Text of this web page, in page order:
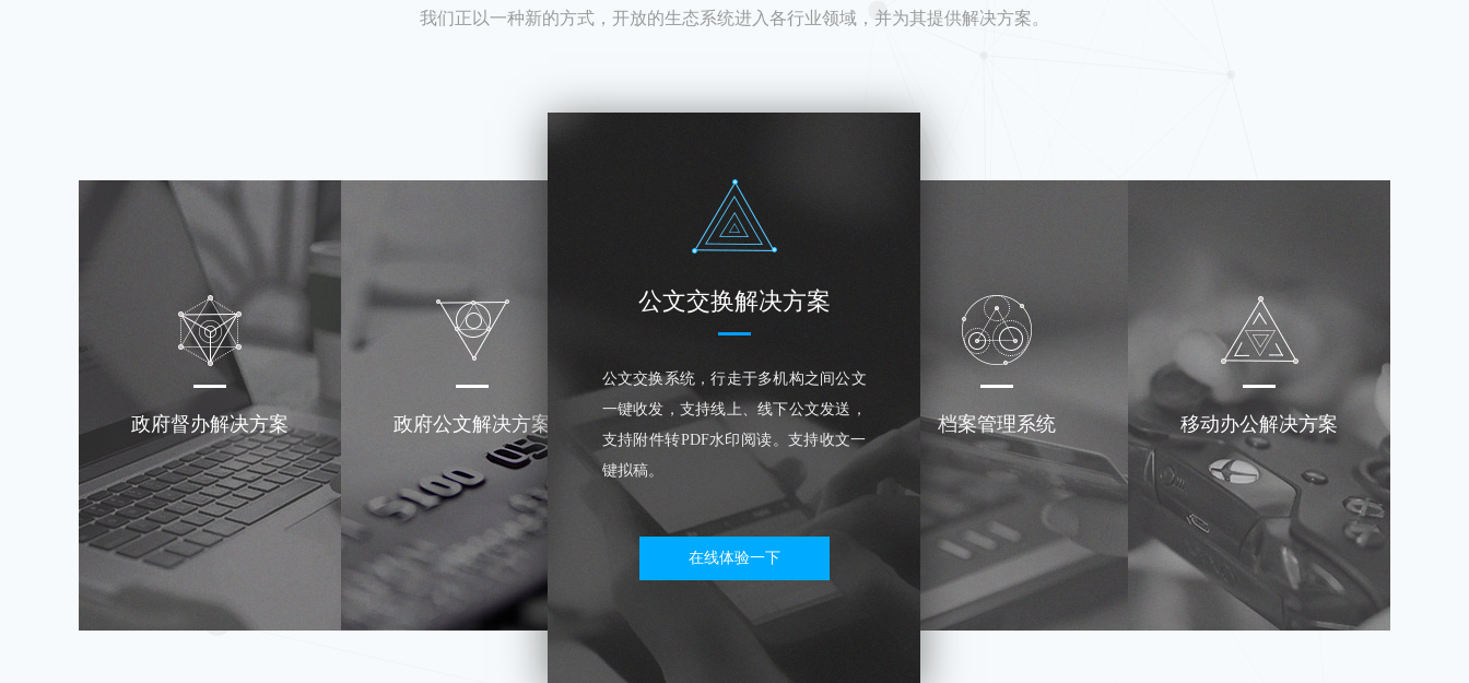
我们正以一种新的方式，开放的生态系统进入各行业领域，并为其提供解决方案。
政府督办解决方案 政府公文解决方案
公文交换解决方案
公文交换系统，行走于多机构之间公文
一键收发，支持线上、线下公文发送，
支持附件转PDF水印阅读。支持收文一
键拟稿。
在线体验一下
档案管理系统 移动办公解决方案